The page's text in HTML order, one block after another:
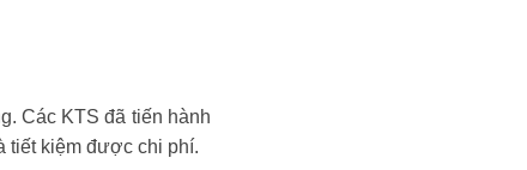
Các KTS đã tiến hành
tiết kiệm được chi phí.